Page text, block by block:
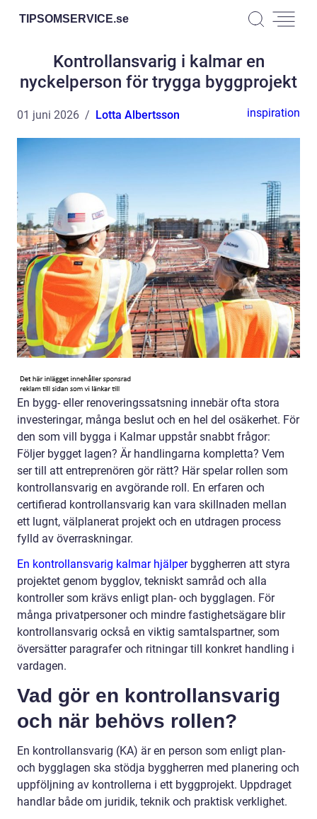
TIPSOMSERVICE.se
Kontrollansvarig i kalmar en
nyckelperson för trygga byggprojekt
01 juni 2026 Lotta Albertsson inspiration
En bygg- eller renoveringssatsning innebär ofta stora
investeringar, många beslut och en hel del osäkerhet. För
den som vill bygga i Kalmar uppstår snabbt frågor:
Följer bygget lagen? Är handlingarna kompletta? Vem
ser till att entreprenören gör rätt? Här spelar rollen som
kontrollansvarig en avgörande roll. En erfaren och
certifierad kontrollansvarig kan vara skillnaden mellan
ett lugnt, välplanerat projekt och en utdragen process
fylld av överraskningar.
En kontrollansvarig kalmar hjälperbyggherren att styra
projektet genom bygglov, tekniskt samråd och alla
kontroller som krävs enligt plan- och bygglagen. För
många privatpersoner och mindre fastighetsägare blir
kontrollansvarig också en viktig samtalspartner, som
översätter paragrafer och ritningar till konkret handling i
vardagen.
Vad gör en kontrollansvarig
och när behövs rollen?
En kontrollansvarig (KA) är en person som enligt plan-
och bygglagen ska stödja byggherren med planering och
uppföljning av kontrollerna i ett byggprojekt. Uppdraget
handlar både om juridik, teknik och praktisk verklighet.